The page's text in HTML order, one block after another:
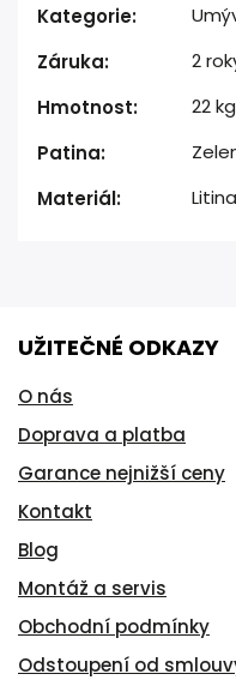
Kategorie:
Záruka:
2
Hmotnost:
22 kg
Patina:
Materiál: Litina
UŽITEČNÉ ODKAZY
O nás
Doprava a platba
Garance nejnižší ceny
Kontakt
Blog
Montáž a servis
Obchodní podmínky
Odstoupení od